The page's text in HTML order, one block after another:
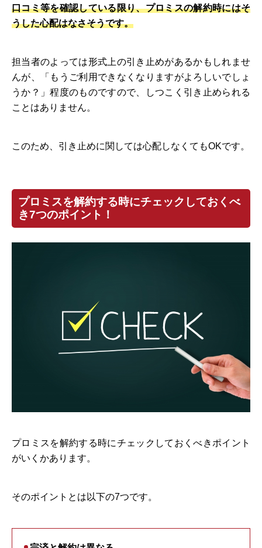
口コミ等を確認している限り、プロミスの解約時にはそ
うした心配はなさそうです。
担当者のよっては形式上の引き止めがあるかもしれませ
んが、「もうご利用できなくなりますがよろしいでしょ
うか？」程度のものですので、しつこく引き止められる
ことはありません。
このため、引き止めに関しては心配しなくてもOKです。
プロミスを解約する時にチェックしておくべ
き7つのポイント！
プロミスを解約する時にチェックしておくべきポイント
がいくかあります。
そのポイントとは以下の7つです。